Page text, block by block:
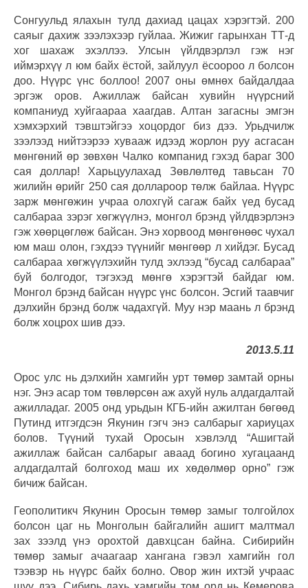
Сонгуульд ялахын тулд дахиад цацах хэрэгтэй. 200
саяыг дахиж зээлэхээр гуйлаа. Жижиг гарынхан ТТ-д
хог шахаж эхэллээ. Улсын үйлдвэрлэл гэж нэг
иймэрхүү л юм байх ёстой, зайлуул ёсоороо л болсон
доо. Нүүрс үнс боллоо! 2007 оны өмнөх байдалдаа
эргэж оров. Ажиллаж байсан хувийн нүүрсний
компаниуд хуйгаараа хаагдав. Алтан загасны эмгэн
хэмхэрхий тэвштэйгээ хоцордог биз дээ. Урьдчилж
зээлээд нийтээрээ хувааж идээд жорлон руу асгасан
мөнгөний өр зөвхөн Чалко компанид гэхэд бараг 300
сая доллар! Харьцуулахад Зөвлөлтөд тавьсан 70
жилийн өрийг 250 сая доллароор төлж байлаа. Нүүрс
зарж мөнгөжин учраа олохгүй сагаж байх үед бусад
салбараа зэрэг хөгжүүлнэ, монгол брэнд үйлдвэрлэнэ
гэж хөөрцөглөж байсан. Энэ хорвоод мөнгөнөөс чухал
юм маш олон, гэхдээ түүнийг мөнгөөр л хийдэг. Бусад
салбараа хөгжүүлэхийн тулд эхлээд “бусад салбараа”
буй болгодог, тэгэхэд мөнгө хэрэгтэй байдаг юм.
Монгол брэнд байсан нүүрс үнс болсон. Эсгий таавчиг
дэлхийн брэнд болж чадахгүй. Муу нэр маань л брэнд
болж хоцрох шив дээ.
2013.5.11
Орос улс нь дэлхийн хамгийн урт төмөр замтай орны
нэг. Энэ асар том төвлөрсөн аж ахуй нуль алдагдалтай
ажилладаг. 2005 онд урьдын КГБ-ийн ажилтан бөгөөд
Путинд итгэгдсэн Якунин гэгч энэ салбарыг хариуцах
болов. Түүний тухай Оросын хэвлэлд “Ашигтай
ажиллаж байсан салбарыг аваад богино хугацаанд
алдагдалтай болгоход маш их хөдөлмөр орно” гэж
бичиж байсан.
Геополитикч Якунин Оросын төмөр замыг толгойлох
болсон цаг нь Монголын байгалийн ашигт малтмал
зах зээлд үнэ орохтой давхцсан байна. Сибирийн
төмөр замыг ачаагаар хангана гэвэл хамгийн гол
тээвэр нь нүүрс байх болно. Овор жин ихтэй учраас